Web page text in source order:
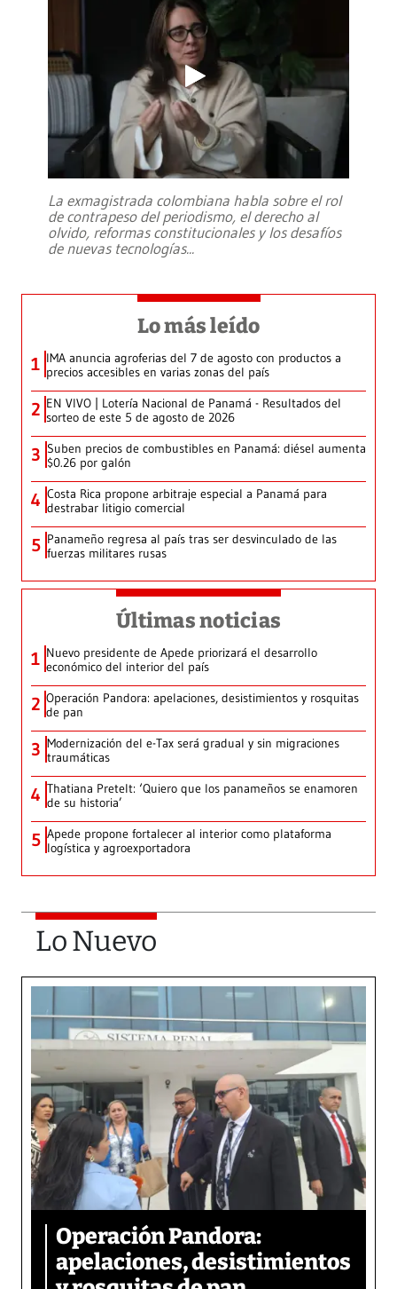
La exmagistrada colombiana habla sobre el rol
de contrapeso del periodismo, el derecho al
olvido, reformas constitucionales y los desafíos
de nuevas tecnologías...
Lo más leído
1 IMA anuncia agroferias del 7 de agosto con productos a
precios accesibles en varias zonas del país
2 EN VIVO | Lotería Nacional de Panamá - Resultados del
sorteo de este 5 de agosto de 2026
3 Suben precios de combustibles en Panamá: diésel aumenta
$0.26 por galón
4 Costa Rica propone arbitraje especial a Panamá para
destrabar litigio comercial
5 Panameño regresa al país tras ser desvinculado de las
fuerzas militares rusas
Últimas noticias
1 Nuevo presidente de Apede priorizará el desarrollo
económico del interior del país
2 Operación Pandora: apelaciones, desistimientos y rosquitas
de pan
3 Modernización del e-Tax será gradual y sin migraciones
traumáticas
4 Thatiana Pretelt: ‘Quiero que los panameños se enamoren
de su historia’
5 Apede propone fortalecer al interior como plataforma
logística y agroexportadora
Lo Nuevo
Operación Pandora:
apelaciones, desistimientos